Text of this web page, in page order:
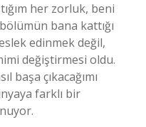
her zorluk, beni
bana kattığı
edinmek değil,
değiştirmesi oldu.
başa çıkacağımı
farklı bir